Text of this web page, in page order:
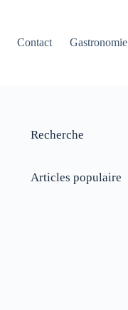
Contact Gastronomie
Recherche
Articles populaire